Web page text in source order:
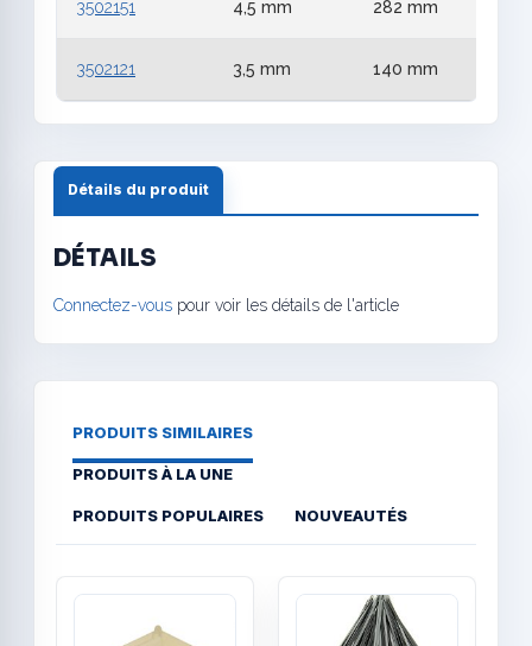
3502151 4,5 mm 282 mm
3502121 3,5 mm 140 mm
Détails du produit
DÉTAILS
Connectez-vous pour voir les détails de l'article
PRODUITS SIMILAIRES
PRODUITS À LA UNE
PRODUITS POPULAIRES NOUVEAUTÉS